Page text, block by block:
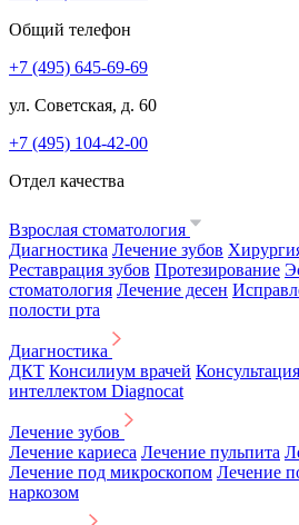
Общий телефон
+7 (495) 645-69-69
ул. Советская, д. 60
+7 (495) 104-42-00
Отдел качества
Взрослая стоматология
Диагностика Лечение зубов
Реставрация зубов Протезирование
стоматология Лечение десен
полости рта
Диагностика
ДКТ Консилиум врачей
интеллектом Diagnocat
Лечение зубов
Лечение кариеса Лечение пульпита
Лечение под микроскопом Лечение
наркозом